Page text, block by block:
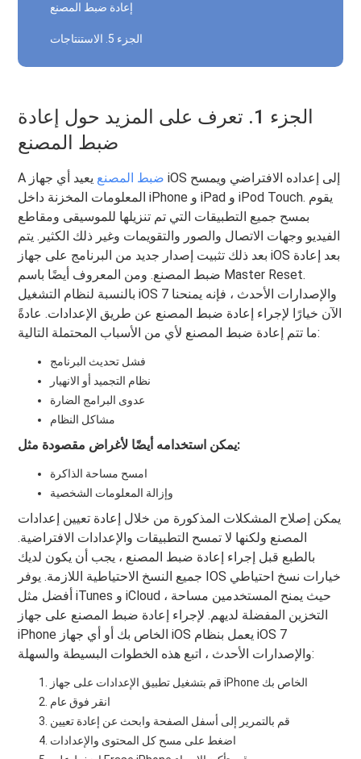
إعادة ضبط المصنع
الجزء 5. الاستنتاجات
الجزء 1. تعرف على المزيد حول إعادة
ضبط المصنع
A ضبط المصنع يعيد أي جهاز iOS إلى إعداده الافتراضي ويمسح
المعلومات المخزنة داخل iPhone و iPad و iPod Touch. يقوم
بمسح جميع التطبيقات التي تم تنزيلها للموسيقى ومقاطع
الفيديو وجهات الاتصال والصور والتقويمات وغير ذلك الكثير. يتم
بعد ذلك تثبيت إصدار جديد من البرنامج على جهاز iOS بعد إعادة
ضبط المصنع. ومن المعروف أيضًا باسم Master Reset.
بالنسبة لنظام التشغيل iOS 7 والإصدارات الأحدث ، فإنه يمنحنا
الآن خيارًا لإجراء إعادة ضبط المصنع عن طريق الإعدادات. عادةً
ما تتم إعادة ضبط المصنع لأي من الأسباب المحتملة التالية:
فشل تحديث البرنامج
نظام التجميد أو الانهيار
عدوى البرامج الضارة
مشاكل النظام
يمكن استخدامه أيضًا لأغراض مقصودة مثل:
امسح مساحة الذاكرة
وإزالة المعلومات الشخصية
يمكن إصلاح المشكلات المذكورة من خلال إعادة تعيين إعدادات
المصنع ولكنها لا تمسح التطبيقات والإعدادات الافتراضية.
بالطبع قبل إجراء إعادة ضبط المصنع ، يجب أن يكون لديك
جميع النسخ الاحتياطية اللازمة. يوفر IOS خيارات نسخ احتياطي
أفضل مثل iTunes و iCloud ، حيث يمنح المستخدمين مساحة
التخزين المفضلة لديهم. لإجراء إعادة ضبط المصنع على جهاز
iPhone الخاص بك أو أي جهاز iOS يعمل بنظام iOS 7
والإصدارات الأحدث ، اتبع هذه الخطوات البسيطة والسهلة:
قم بتشغيل تطبيق الإعدادات على جهاز iPhone الخاص بك
انقر فوق عام
قم بالتمرير إلى أسفل الصفحة وابحث عن إعادة تعيين
اضغط على مسح كل المحتوى والإعدادات